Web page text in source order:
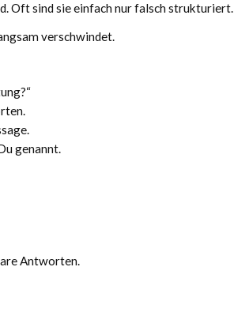
Oft sind sie einfach nur falsch strukturiert.
verschwindet.
genannt.
Antworten.